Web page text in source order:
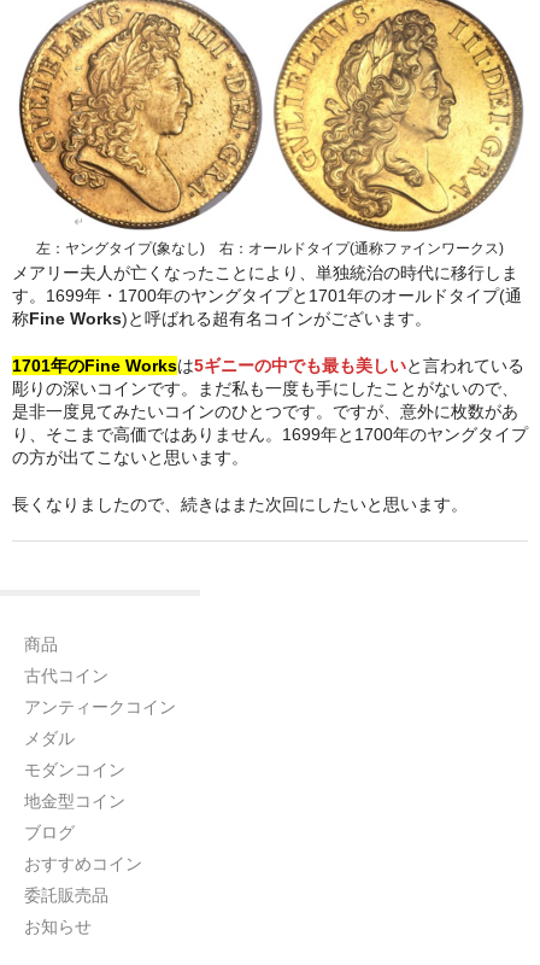
左：ヤングタイプ(象なし) 右：オールドタイプ(通称ファインワークス)
メアリー夫人が亡くなったことにより、単独統治の時代に移行しま
す。1699年・1700年のヤングタイプと1701年のオールドタイプ(通
称Fine Works)と呼ばれる超有名コインがございます。
1701年のFine Worksは5ギニーの中でも最も美しいと言われている
彫りの深いコインです。まだ私も一度も手にしたことがないので、
是非一度見てみたいコインのひとつです。ですが、意外に枚数があ
り、そこまで高価ではありません。1699年と1700年のヤングタイプ
の方が出てこないと思います。
長くなりましたので、続きはまた次回にしたいと思います。
商品
古代コイン
アンティークコイン
メダル
モダンコイン
地金型コイン
ブログ
おすすめコイン
委託販売品
お知らせ